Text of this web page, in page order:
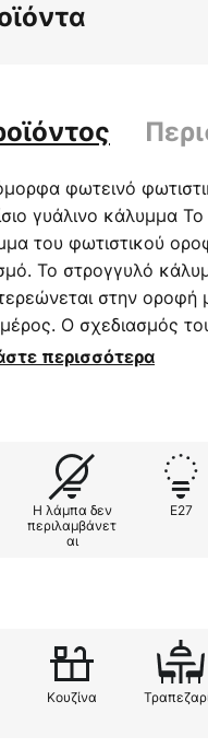
φωτεινό
γυάλινο κάλυμμα Το
του φωτιστικού
Το στρογγυλό
στην οροφή
Ο σχεδιασμός
διαχρονικός,
περισσότερα
Η λάμπα δεν
περιλαμβάνετ
αι
E27
Κουζίνα